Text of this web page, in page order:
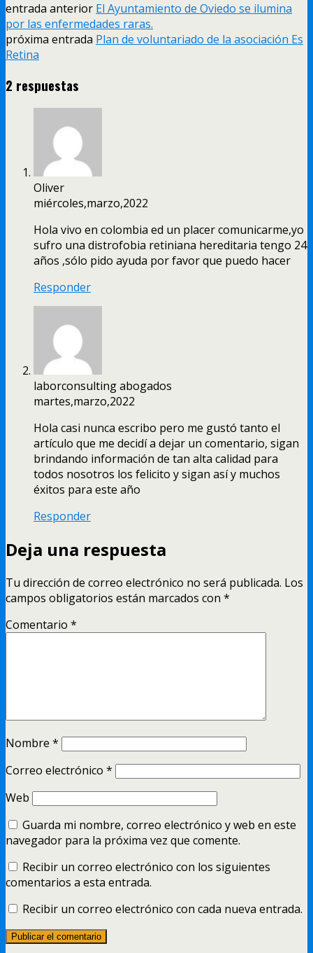
entrada anterior El Ayuntamiento de Oviedo se ilumina
por las enfermedades raras.
próxima entrada Plan de voluntariado de la asociación Es
Retina
2 respuestas
Oliver
miércoles,marzo,2022
Hola vivo en colombia ed un placer comunicarme,yo
sufro una distrofobia retiniana hereditaria tengo 24
años ,sólo pido ayuda por favor que puedo hacer
Responder
laborconsulting abogados
martes,marzo,2022
Hola casi nunca escribo pero me gustó tanto el
artículo que me decidí a dejar un comentario, sigan
brindando información de tan alta calidad para
todos nosotros los felicito y sigan así y muchos
éxitos para este año
Responder
Deja una respuesta
Tu dirección de correo electrónico no será publicada. Los
campos obligatorios están marcados con *
Comentario *
Nombre *
Correo electrónico *
Web
Guarda mi nombre, correo electrónico y web en este
navegador para la próxima vez que comente.
Recibir un correo electrónico con los siguientes
comentarios a esta entrada.
Recibir un correo electrónico con cada nueva entrada.